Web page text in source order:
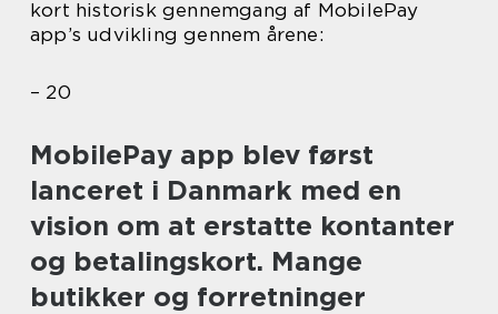
kort historisk gennemgang af MobilePay
app’s udvikling gennem årene:
– 20
MobilePay app blev først
lanceret i Danmark med en
vision om at erstatte kontanter
og betalingskort. Mange
butikker og forretninger